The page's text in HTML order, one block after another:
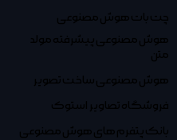
چت بات هوش مصنوعی
هوش مصنوعی پیشرفته مولد
متن
هوش مصنوعی ساخت تصویر
فروشگاه تصاویر استوک
بانک پتفرم های هوش مصنوعی